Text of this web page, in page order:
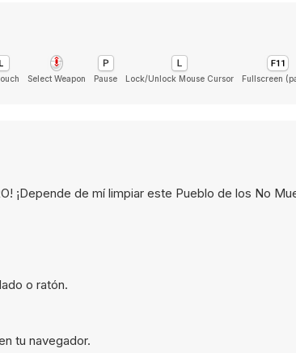
Select Weapon Pause Lock/Unlock Mouse Cursor Fullscreen
¡Depende de mí limpiar este Pueblo de los No
o ratón.
tu navegador.